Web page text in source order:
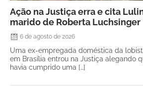
Ação na Justiça erra e cita
marido de Roberta Luchsinger
6 de agosto de 2026
Uma ex-empregada doméstica da
em Brasília entrou na Justiça alegando
havia cumprido uma […]